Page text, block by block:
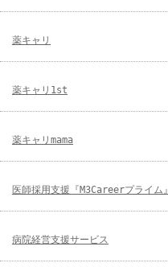
薬キャリ
薬キャリ1st
薬キャリmama
医師採用支援『M3Careerプライム』
病院経営支援サービス